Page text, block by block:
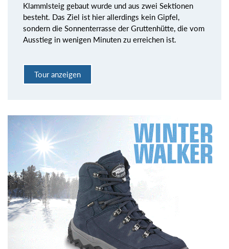
Klammlsteig gebaut wurde und aus zwei Sektionen
besteht. Das Ziel ist hier allerdings kein Gipfel,
sondern die Sonnenterrasse der Gruttenhütte, die vom
Ausstieg in wenigen Minuten zu erreichen ist.
Tour anzeigen